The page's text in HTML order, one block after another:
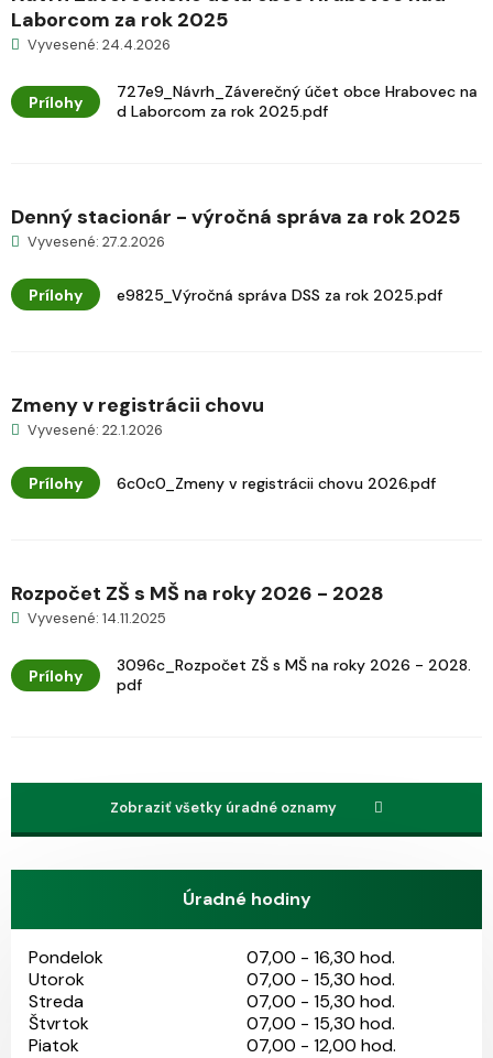
Laborcom za rok 2025
Vyvesené: 24.4.2026
Prílohy
727e9_Návrh_Záverečný účet obce Hrabovec na
d Laborcom za rok 2025.pdf
Denný stacionár - výročná správa za rok 2025
Vyvesené: 27.2.2026
Prílohy e9825_Výročná správa DSS za rok 2025.pdf
Zmeny v registrácii chovu
Vyvesené: 22.1.2026
Prílohy 6c0c0_Zmeny v registrácii chovu 2026.pdf
Rozpočet ZŠ s MŠ na roky 2026 - 2028
Vyvesené: 14.11.2025
Prílohy
3096c_Rozpočet ZŠ s MŠ na roky 2026 - 2028.
pdf
Zobraziť všetky úradné oznamy
Úradné hodiny
Pondelok
07,00 - 16,30 hod.
Utorok
07,00 - 15,30 hod.
Streda
07,00 - 15,30 hod.
Štvrtok
07,00 - 15,30 hod.
Piatok
07,00 - 12,00 hod.